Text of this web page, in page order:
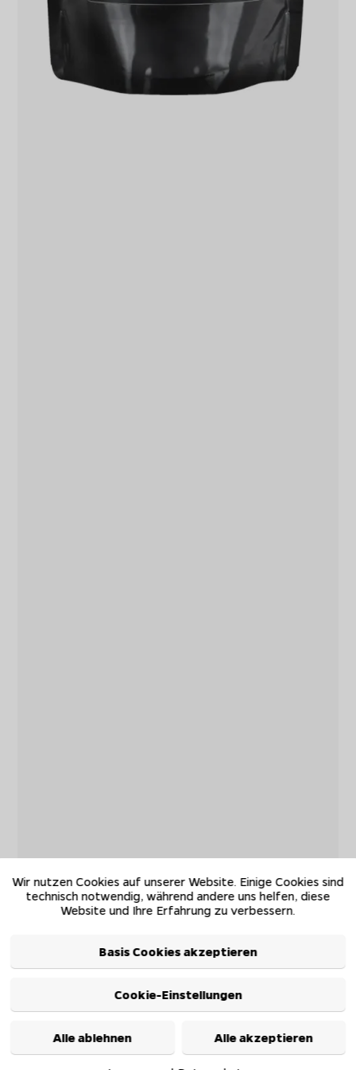
Wir nutzen Cookies auf unserer Website. Einige Cookies sind
technisch notwendig, während andere uns helfen, diese
Website und Ihre Erfahrung zu verbessern.
Basis Cookies akzeptieren
Cookie-Einstellungen
Alle ablehnen Alle akzeptieren